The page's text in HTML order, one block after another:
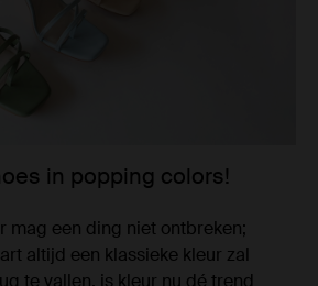
in popping colors!
mag een ding niet ontbreken;
altijd een klassieke kleur zal
te vallen, is kleur nu dé trend